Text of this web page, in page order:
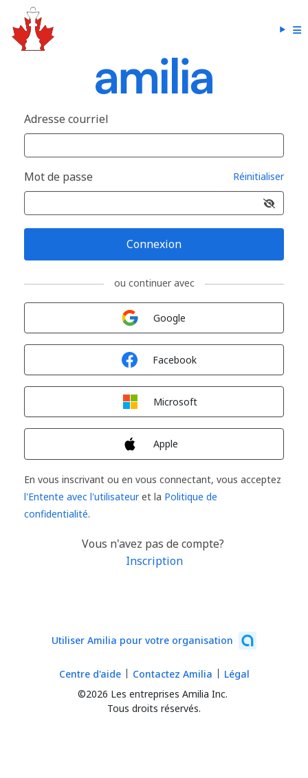
Adresse courriel
Mot de passe Réinitialiser
Connexion
ou continuer avec
Google
Facebook
Microsoft
Apple
En vous inscrivant ou en vous connectant, vous acceptez
l'Entente avec l'utilisateuret la Politique de
confidentialité.
Vous n'avez pas de compte?
Inscription
Utiliser Amilia pour votre organisation
©2026 Les entreprises Amilia Inc.
Tous droits réservés.
Centre d'aide Contactez Amilia Légal